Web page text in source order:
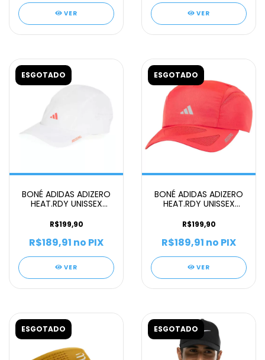
VER VER
ESGOTADO
BONÉ ADIDAS ADIZERO
HEAT.RDY UNISSEX
R$199,90
R$189,91 no PIX
VER
ESGOTADO
BONÉ ADIDAS ADIZERO
HEAT.RDY UNISSEX
R$199,90
R$189,91 no PIX
VER
ESGOTADO ESGOTADO